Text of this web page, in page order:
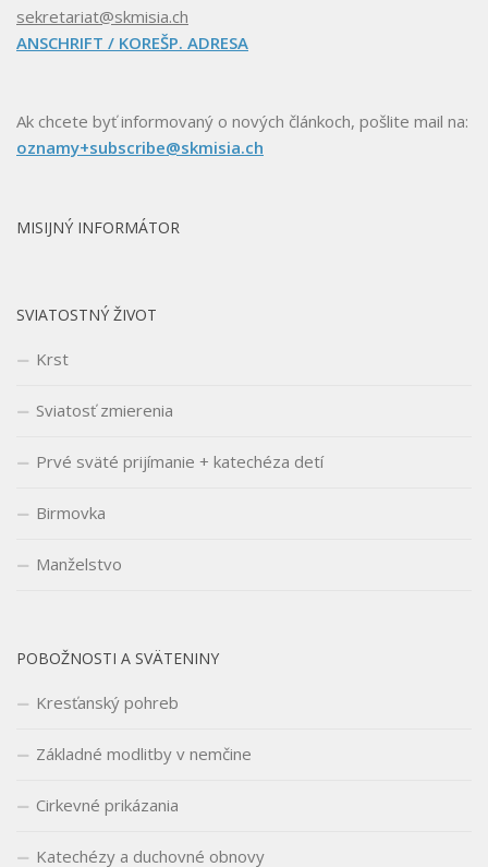
sekretariat@skmisia.ch
ANSCHRIFT / KOREŠP. ADRESA
Ak chcete byť informovaný o nových článkoch, pošlite mail na:
oznamy+subscribe@skmisia.ch
MISIJNÝ INFORMÁTOR
SVIATOSTNÝ ŽIVOT
Krst
Sviatosť zmierenia
Prvé sväté prijímanie + katechéza detí
Birmovka
Manželstvo
POBOŽNOSTI A SVÄTENINY
Kresťanský pohreb
Základné modlitby v nemčine
Cirkevné prikázania
Katechézy a duchovné obnovy